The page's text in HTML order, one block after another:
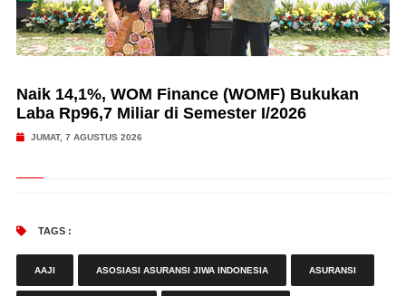
Naik 14,1%, WOM Finance (WOMF) Bukukan
Laba Rp96,7 Miliar di Semester I/2026
JUMAT, 7 AGUSTUS 2026
TAGS :
AAJI ASOSIASI ASURANSI JIWA INDONESIA ASURANSI